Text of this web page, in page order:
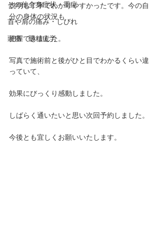
その他全身症状・重症
首や肩の痛み・しびれ
頭痛 眼精疲労
説明も丁寧でわかりやすかったです。今の自
分の身体の状況も
把握できました。
写真で施術前と後がひと目でわかるくらい違
っていて、
効果にびっくり感動しました。
しばらく通いたいと思い次回予約しました。
今後とも宜しくお願いいたします。